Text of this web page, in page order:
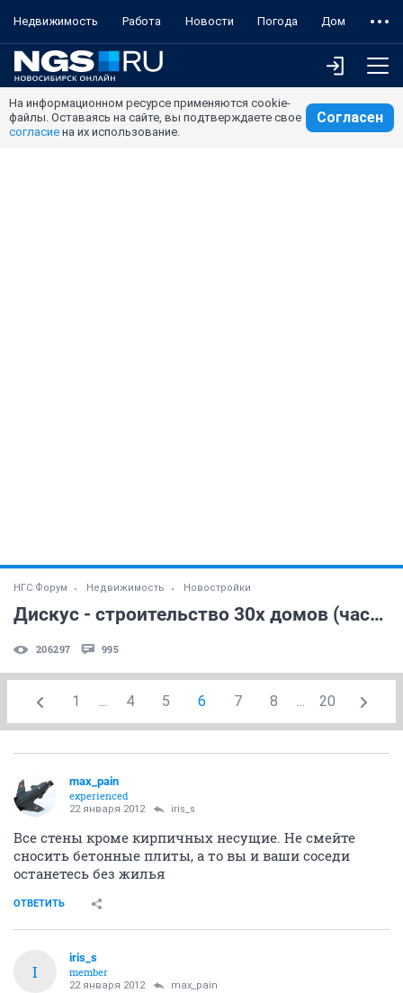
Недвижимость Работа Новости Погода Дом
На информационном ресурсе применяются cookie-
файлы. Оставаясь на сайте, вы подтверждаете свое
согласие на их использование.
Согласен
НГС.Форум Недвижимость Новостройки
Дискус - строительство 30х домов (часть 9)
206297 995
1 ... 4 5 6 7 8 ... 20
max_pain
experienced
22 января 2012 iris_s
Все стены кроме кирпичных несущие. Не смейте
сносить бетонные плиты, а то вы и ваши соседи
останетесь без жилья
ОТВЕТИТЬ
I
iris_s
member
22 января 2012 max_pain